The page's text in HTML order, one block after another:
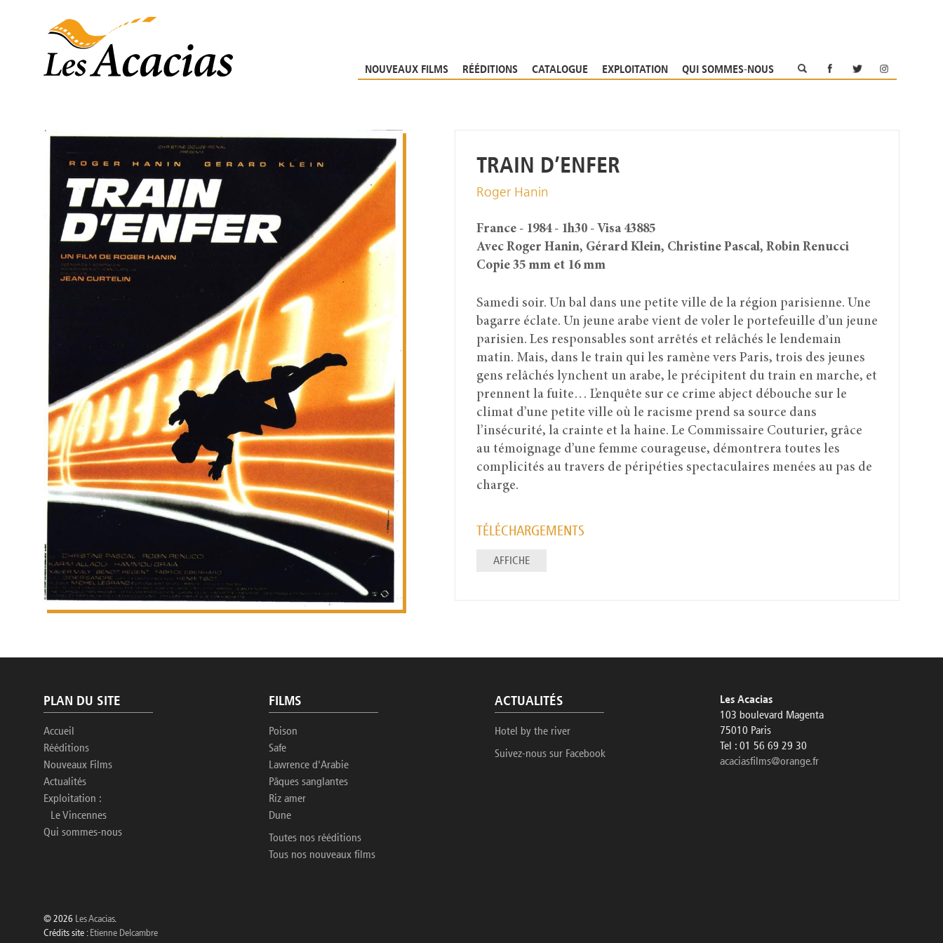
NOUVEAUX FILMS RÉÉDITIONS CATALOGUE EXPLOITATION QUI SOMMES-NOUS
TRAIN D’ENFER
Roger Hanin
France - 1984 - 1h30 - Visa 43885
Avec Roger Hanin, Gérard Klein, Christine Pascal, Robin Renucci
Copie 35 mm et 16 mm
Samedi soir. Un bal dans une petite ville de la région parisienne. Une
bagarre éclate. Un jeune arabe vient de voler le portefeuille d’un jeune
parisien. Les responsables sont arrêtés et relâchés le lendemain
matin. Mais, dans le train qui les ramène vers Paris, trois des jeunes
gens relâchés lynchent un arabe, le précipitent du train en marche, et
prennent la fuite… L’enquête sur ce crime abject débouche sur le
climat d’une petite ville où le racisme prend sa source dans
l’insécurité, la crainte et la haine. Le Commissaire Couturier, grâce
au témoignage d’une femme courageuse, démontrera toutes les
complicités au travers de péripéties spectaculaires menées au pas de
charge.
TÉLÉCHARGEMENTS
AFFICHE
PLAN DU SITE
Accueil
Rééditions
Nouveaux Films
Actualités
Exploitation :
Le Vincennes
Qui sommes-nous
FILMS
Poison
Safe
Lawrence d'Arabie
Pâques sanglantes
Riz amer
Dune
Toutes nos rééditions
Tous nos nouveaux films
ACTUALITÉS
Hotel by the river
Suivez-nous sur Facebook
Les Acacias
103 boulevard Magenta
75010 Paris
Tel : 01 56 69 29 30
acaciasfilms@orange.fr
© 2026 Les Acacias.
Crédits site : Etienne Delcambre